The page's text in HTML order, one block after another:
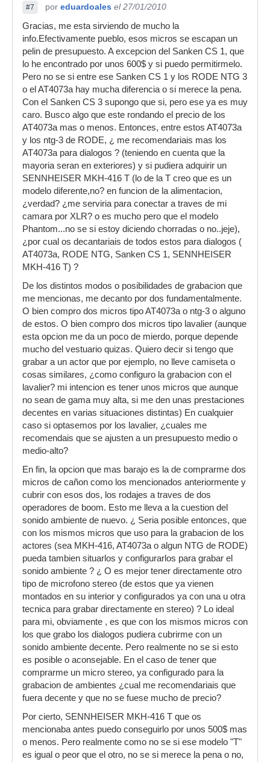
#7 por eduardoales el 27/01/2010
Gracias, me esta sirviendo de mucho la
info.Efectivamente pueblo, esos micros se escapan un
pelin de presupuesto. A excepcion del Sanken CS 1, que
lo he encontrado por unos 600$ y si puedo permitirmelo.
Pero no se si entre ese Sanken CS 1 y los RODE NTG 3
o el AT4073a hay mucha diferencia o si merece la pena.
Con el Sanken CS 3 supongo que si, pero ese ya es muy
caro. Busco algo que este rondando el precio de los
AT4073a mas o menos. Entonces, entre estos AT4073a
y los ntg-3 de RODE, ¿ me recomendariais mas los
AT4073a para dialogos ? (teniendo en cuenta que la
mayoria seran en exteriores) y si pudiera adquirir un
SENNHEISER MKH-416 T (lo de la T creo que es un
modelo diferente,no? en funcion de la alimentacion,
¿verdad? ¿me serviria para conectar a traves de mi
camara por XLR? o es mucho pero que el modelo
Phantom...no se si estoy diciendo chorradas o no..jeje),
¿por cual os decantariais de todos estos para dialogos (
AT4073a, RODE NTG, Sanken CS 1, SENNHEISER
MKH-416 T) ?
De los distintos modos o posibilidades de grabacion que
me mencionas, me decanto por dos fundamentalmente.
O bien compro dos micros tipo AT4073a o ntg-3 o alguno
de estos. O bien compro dos micros tipo lavalier (aunque
esta opcion me da un poco de mierdo, porque depende
mucho del vestuario quizas. Quiero decir si tengo que
grabar a un actor que por ejemplo, no lleve camiseta o
cosas similares, ¿como configuro la grabacion con el
lavalier? mi intencion es tener unos micros que aunque
no sean de gama muy alta, si me den unas prestaciones
decentes en varias situaciones distintas) En cualquier
caso si optasemos por los lavalier, ¿cuales me
recomendais que se ajusten a un presupuesto medio o
medio-alto?
En fin, la opcion que mas barajo es la de comprarme dos
micros de cañon como los mencionados anteriormente y
cubrir con esos dos, los rodajes a traves de dos
operadores de boom. Esto me lleva a la cuestion del
sonido ambiente de nuevo. ¿ Seria posible entonces, que
con los mismos micros que uso para la grabacion de los
actores (sea MKH-416, AT4073a o algun NTG de RODE)
pueda tambien situarlos y configurarlos para grabar el
sonido ambiente ? ¿ O es mejor tener directamente otro
tipo de microfono stereo (de estos que ya vienen
montados en su interior y configurados ya con una u otra
tecnica para grabar directamente en stereo) ? Lo ideal
para mi, obviamente , es que con los mismos micros con
los que grabo los dialogos pudiera cubrirme con un
sonido ambiente decente. Pero realmente no se si esto
es posible o aconsejable. En el caso de tener que
comprarme un micro stereo, ya configurado para la
grabacion de ambientes ¿cual me recomendariais que
fuera decente y que no se fuese mucho de precio?
Por cierto, SENNHEISER MKH-416 T que os
mencionaba antes puedo conseguirlo por unos 500$ mas
o menos. Pero realmente como no se si ese modelo "T"
es igual o peor que el otro, no se si merece la pena o no,